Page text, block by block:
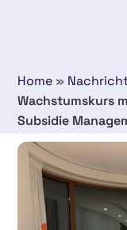
Home »
Wachstumskurs
Subsidie
9 januar 2026